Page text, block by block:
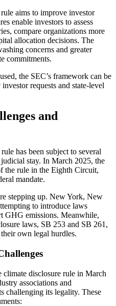
aims to improve investor
enable investors to assess
compare organizations more
allocation decisions. The
concerns and greater
commitments.
the SEC’s framework can be
requests and state-level
and
has been subject to several
stay. In March 2025, the
the rule in the Eighth Circuit,
mandate.
stepping up. New York, New
to introduce laws
GHG emissions. Meanwhile,
laws, SB 253 and SB 261,
own legal hurdles.
disclosure rule in March
associations and
challenging its legality. These